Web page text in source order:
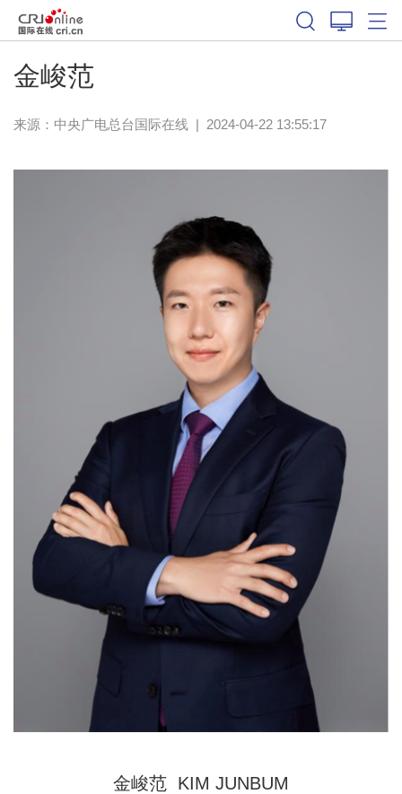
金峻范
来源：中央广电总台国际在线| 2024-04-22 13:55:17
金峻范 KIM JUNBUM